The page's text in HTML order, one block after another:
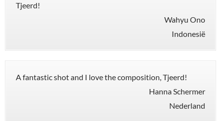
Tjeerd!
Wahyu Ono
Indonesië
A fantastic shot and I love the composition, Tjeerd!
Hanna Schermer
Nederland